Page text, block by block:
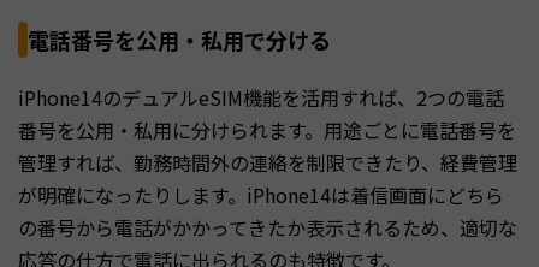
電話番号を公用・私用で分ける
iPhone14のデュアルeSIM機能を活用すれば、2つの電話
番号を公用・私用に分けられます。用途ごとに電話番号を
管理すれば、勤務時間外の連絡を制限できたり、経費管理
が明確になったりします。iPhone14は着信画面にどちら
の番号から電話がかかってきたか表示されるため、適切な
応答の仕方で電話に出られるのも特徴です。